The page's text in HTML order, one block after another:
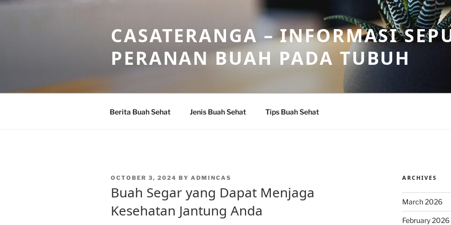
Skip
CASATERANGA – INFORMASI
PERANAN BUAH PADA TUBUH
Berita Buah Sehat Jenis Buah Sehat Tips Buah Sehat
POSTED
OCTOBER 3, 2024 BY ADMINCAS
Buah Segar yang Dapat Menjaga
Kesehatan Jantung Anda
ARCHIVES
March 2026
February 2026